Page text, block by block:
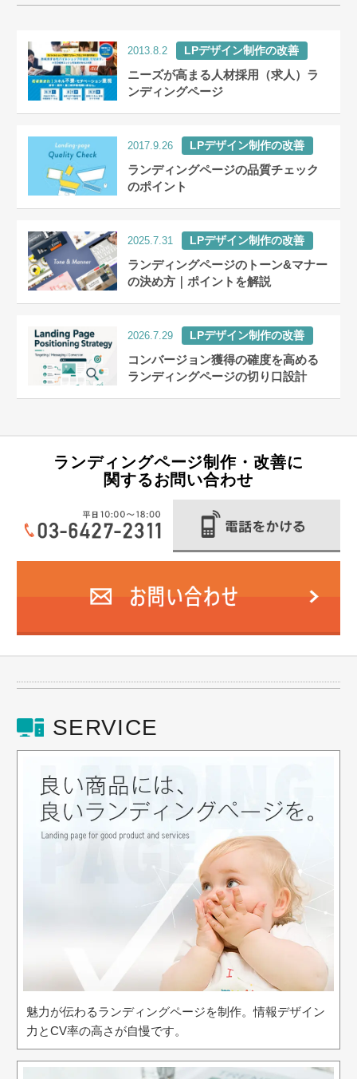
2013.8.2 LPデザイン制作の改善
ニーズが高まる人材採用（求人）ラ
ンディングページ
2017.9.26 LPデザイン制作の改善
ランディングページの品質チェック
のポイント
2025.7.31 LPデザイン制作の改善
ランディングページのトーン&マナー
の決め方｜ポイントを解説
2026.7.29 LPデザイン制作の改善
コンバージョン獲得の確度を高める
ランディングページの切り口設計
ランディングページ制作・改善に
関するお問い合わせ
SERVICE
魅力が伝わるランディングページを制作。情報デザイン
力とCV率の高さが自慢です。